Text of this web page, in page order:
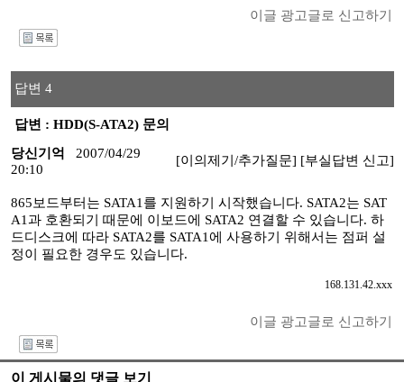
이글 광고글로 신고하기
답변 4
답변 : HDD(S-ATA2) 문의
당신기억
2007/04/29
20:10
[이의제기/추가질문] [부실답변 신고]
865보드부터는 SATA1를 지원하기 시작했습니다. SATA2는 SAT
A1과 호환되기 때문에 이보드에 SATA2 연결할 수 있습니다. 하
드디스크에 따라 SATA2를 SATA1에 사용하기 위해서는 점퍼 설
정이 필요한 경우도 있습니다.
168.131.42.xxx
이글 광고글로 신고하기
이 게시물의 댓글 보기